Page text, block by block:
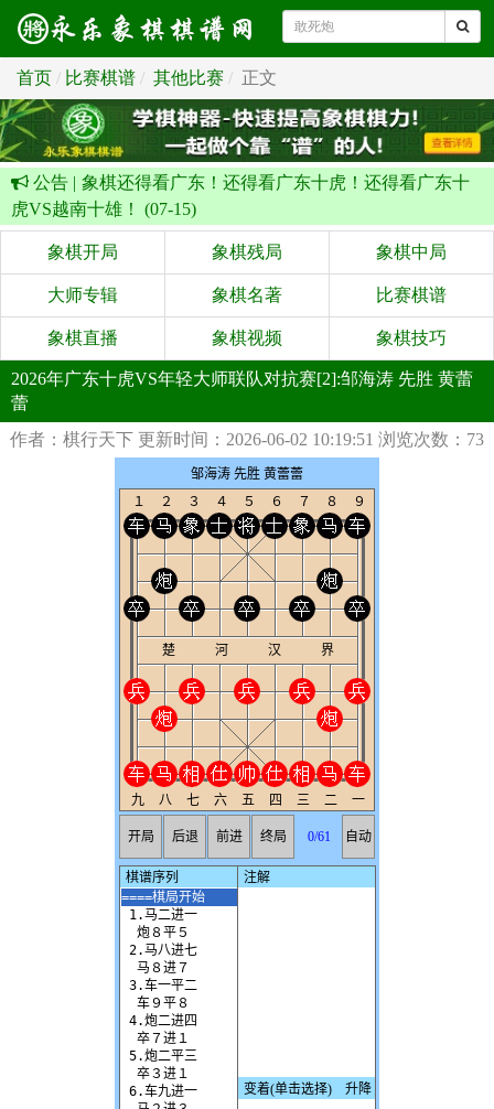
首页 比赛棋谱 其他比赛 正文
公告 | 象棋还得看广东！还得看广东十虎！还得看广东十
虎VS越南十雄！ (07-15)
象棋开局 象棋残局 象棋中局
大师专辑 象棋名著 比赛棋谱
象棋直播 象棋视频 象棋技巧
2026年广东十虎VS年轻大师联队对抗赛[2]:邹海涛 先胜 黄蕾
蕾
作者：棋行天下 更新时间：2026-06-02 10:19:51 浏览次数：73